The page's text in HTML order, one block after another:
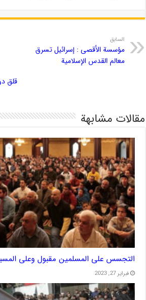
السابق
مؤسسة الأقصى : إسرائيل تسرق
معالم القدس الإسلامية
قلق
مقالات مشابهة
التجسس على المسلمين مقبول وعلى
فبراير 27, 2023